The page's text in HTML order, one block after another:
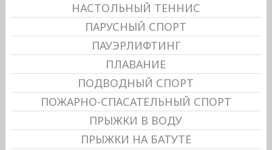
НАСТОЛЬНЫЙ ТЕННИС
ПАРУСНЫЙ СПОРТ
ПАУЭРЛИФТИНГ
ПЛАВАНИЕ
ПОДВОДНЫЙ СПОРТ
ПОЖАРНО-СПАСАТЕЛЬНЫЙ СПОРТ
ПРЫЖКИ В ВОДУ
ПРЫЖКИ НА БАТУТЕ